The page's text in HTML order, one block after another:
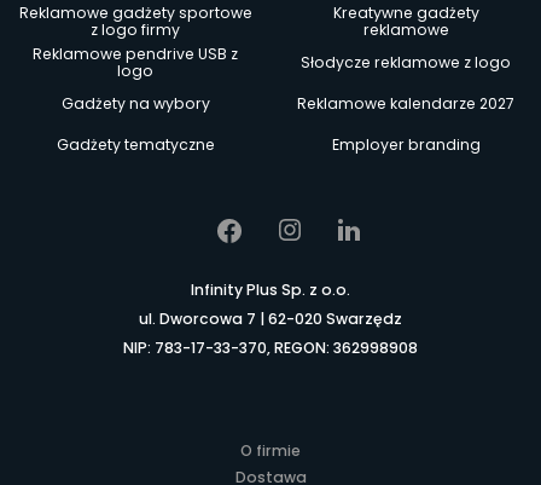
Reklamowe gadżety sportowe
z logo firmy
Kreatywne gadżety
reklamowe
Reklamowe pendrive USB z
logo
Słodycze reklamowe z logo
Gadżety na wybory
Reklamowe kalendarze 2027
Gadżety tematyczne
Employer branding
Infinity Plus Sp. z o.o.
ul. Dworcowa 7 | 62-020 Swarzędz
NIP: 783-17-33-370, REGON: 362998908
O firmie
Dostawa